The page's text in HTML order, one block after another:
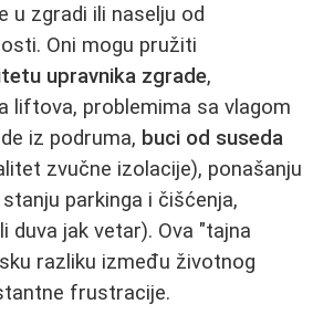
u zgradi ili naselju od
Oni mogu pružiti
upravnika zgrade,
liftova, problemima sa vlagom
iz podruma, buci od suseda
zvučne izolacije), ponašanju
parkinga i čišćenja,
duva jak vetar). Ova "tajna
razliku između životnog
frustracije.